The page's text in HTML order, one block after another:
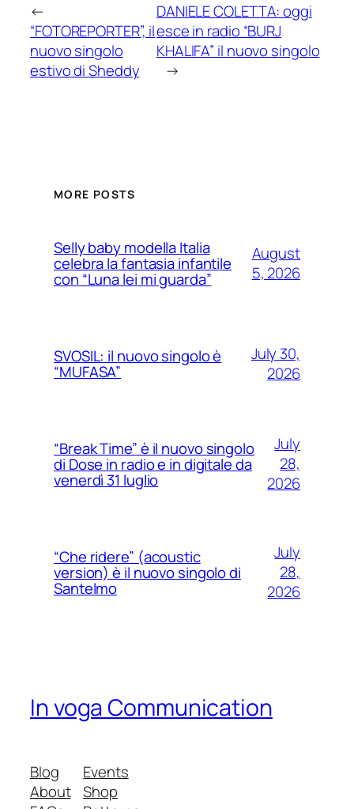
←
“FOTOREPORTER”, il
nuovo singolo
estivo di Sheddy
DANIELE COLETTA: oggi
esce in radio “BURJ
KHALIFA” il nuovo singolo
→
MORE POSTS
Selly baby modella Italia
celebra la fantasia infantile
con “Luna lei mi guarda”
August
5, 2026
SVOSIL: il nuovo singolo è
“MUFASA”
July 30,
2026
“Break Time” è il nuovo singolo
di Dose in radio e in digitale da
venerdì 31 luglio
July
28,
2026
“Che ridere” (acoustic
version) è il nuovo singolo di
Santelmo
July
28,
2026
In voga Communication
Blog
About
Events
Shop